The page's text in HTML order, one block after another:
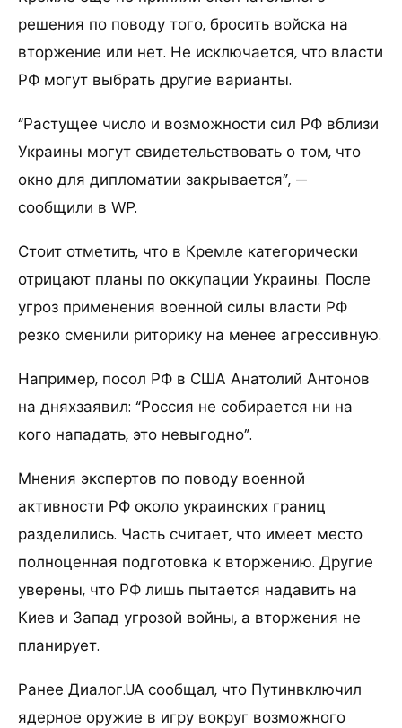
решения по поводу того, бросить войска на
вторжение или нет. Не исключается, что власти
РФ могут выбрать другие варианты.
“Растущее число и возможности сил РФ вблизи
Украины могут свидетельствовать о том, что
окно для дипломатии закрывается”, —
сообщили в WP.
Стоит отметить, что в Кремле категорически
отрицают планы по оккупации Украины. После
угроз применения военной силы власти РФ
резко сменили риторику на менее агрессивную.
Например, посол РФ в США Анатолий Антонов
на дняхзаявил: “Россия не собирается ни на
кого нападать, это невыгодно”.
Мнения экспертов по поводу военной
активности РФ около украинских границ
разделились. Часть считает, что имеет место
полноценная подготовка к вторжению. Другие
уверены, что РФ лишь пытается надавить на
Киев и Запад угрозой войны, а вторжения не
планирует.
Ранее Диалог.UA сообщал, что Путинвключил
ядерное оружие в игру вокруг возможного